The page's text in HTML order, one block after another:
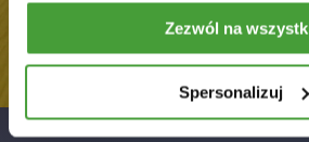
Zezwól na
Spersonalizuj